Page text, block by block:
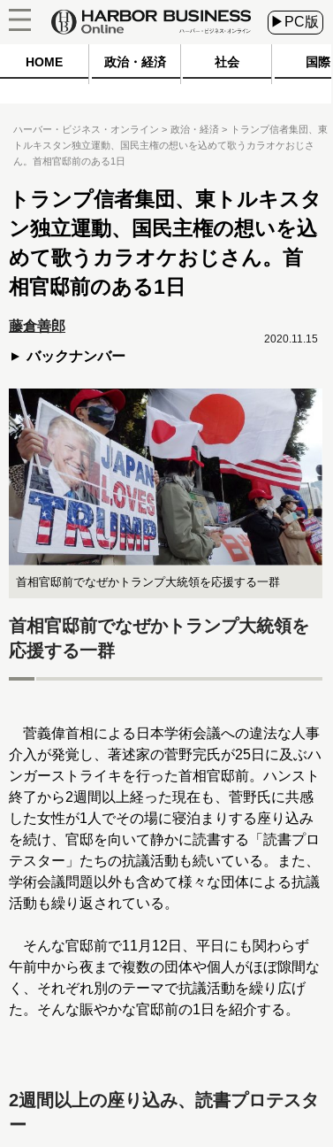
▶PC版
HOME 政治・経済 社会 国際
ハーバー・ビジネス・オンライン 政治・経済
トランプ信者集団、東
トルキスタン独立運動、国民主権の想いを込めて歌うカラオケおじさ
ん。首相官邸前のある1日
トランプ信者集団、東トルキスタ
ン独立運動、国民主権の想いを込
めて歌うカラオケおじさん。首
相官邸前のある1日
藤倉善郎
バックナンバー
2020.11.15
首相官邸前でなぜかトランプ大統領を応援する一群
首相官邸前でなぜかトランプ大統領を
応援する一群
菅義偉首相による日本学術会議への違法な人事
介入が発覚し、著述家の菅野完氏が25日に及ぶハ
ンガーストライキを行った首相官邸前。ハンスト
終了から2週間以上経った現在も、菅野氏に共感
した女性が1人でその場に寝泊まりする座り込み
を続け、官邸を向いて静かに読書する「読書プロ
テスター」たちの抗議活動も続いている。また、
学術会議問題以外も含めて様々な団体による抗議
活動も繰り返されている。
そんな官邸前で11月12日、平日にも関わらず
午前中から夜まで複数の団体や個人がほぼ隙間な
く、それぞれ別のテーマで抗議活動を繰り広げ
た。そんな賑やかな官邸前の1日を紹介する。
2週間以上の座り込み、読書プロテスタ
ー